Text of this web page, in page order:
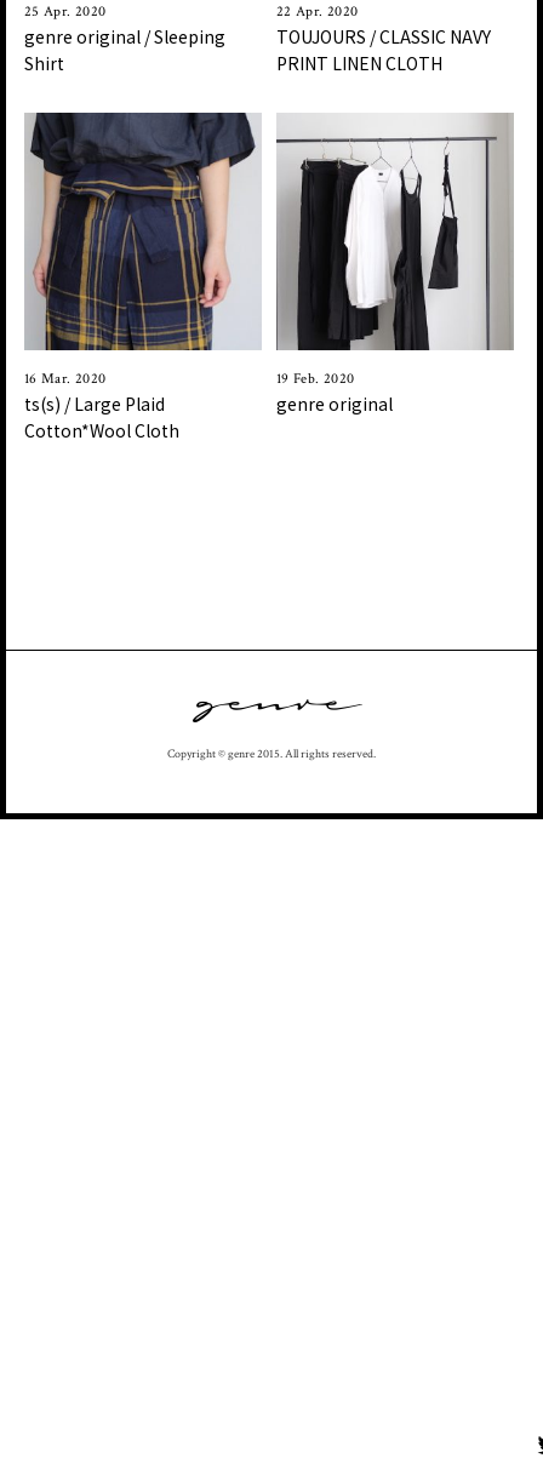
25 Apr. 2020
genre original / Sleeping
Shirt
22 Apr. 2020
TOUJOURS / CLASSIC NAVY
PRINT LINEN CLOTH
16 Mar. 2020
ts(s) / Large Plaid
Cotton*Wool Cloth
19 Feb. 2020
genre original
Copyright © genre 2015. All rights reserved.